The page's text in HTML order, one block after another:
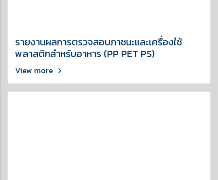
รายงานผลการตรวจสอบภาชนะและเครื่องใช้
พลาสติกสำหรับอาหาร (PP PET PS)
View more